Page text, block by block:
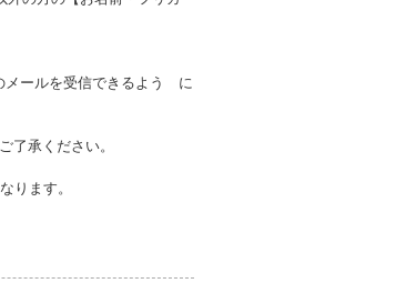
メールを受信できるよう に
了承ください。
ります。